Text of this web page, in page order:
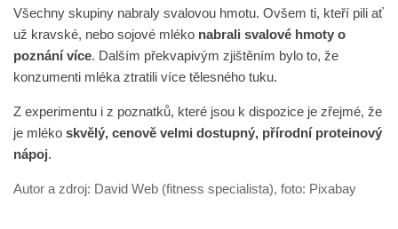
Všechny skupiny nabraly svalovou hmotu. Ovšem ti, kteří pili ať
už kravské, nebo sojové mléko nabrali svalové hmoty o
poznání více. Dalším překvapivým zjištěním bylo to, že
konzumenti mléka ztratili více tělesného tuku.
Z experimentu i z poznatků, které jsou k dispozice je zřejmé, že
je mléko skvělý, cenově velmi dostupný, přírodní proteinový
nápoj.
Autor a zdroj: David Web (fitness specialista), foto: Pixabay